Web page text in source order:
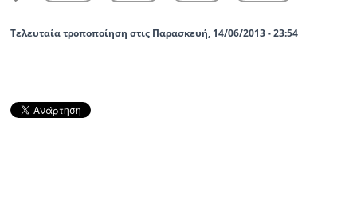
Τελευταία τροποποίηση στις Παρασκευή, 14/06/2013 - 23:54